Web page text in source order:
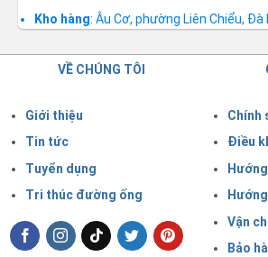
Kho hàng: Âu Cơ, phường Liên Chiểu, Đà
VỀ CHÚNG TÔI
Giới thiệu
Tin tức
Tuyển dụng
Tri thúc đường ống
Chính
Điều
Vận
Bảo